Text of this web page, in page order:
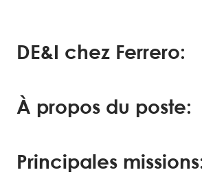
DE&I chez Ferrero:
À propos du poste:
Principales